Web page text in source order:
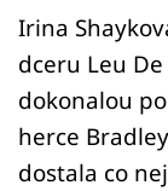
Irina
dceru Leu
dokonalou
herce
dostala co